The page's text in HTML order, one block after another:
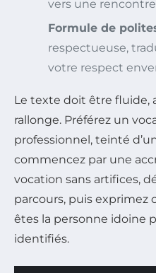
vers une
Formule de
respectueuse,
votre respect
Le texte doit être fluide,
rallonge. Préférez un
professionnel, teinté
commencez par une
vocation sans artifices,
parcours, puis
êtes la personne idoine
identifiés.